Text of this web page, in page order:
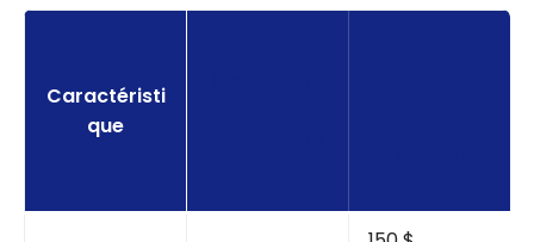
Caractéristi
que